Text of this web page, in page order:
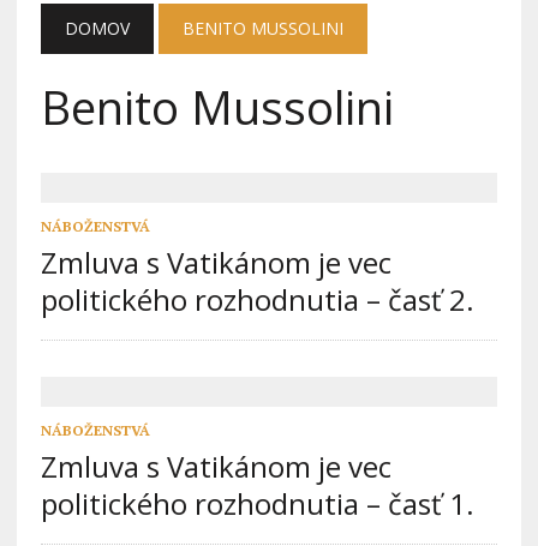
DOMOV BENITO MUSSOLINI
Benito Mussolini
NÁBOŽENSTVÁ
Zmluva s Vatikánom je vec
politického rozhodnutia – časť 2.
NÁBOŽENSTVÁ
Zmluva s Vatikánom je vec
politického rozhodnutia – časť 1.